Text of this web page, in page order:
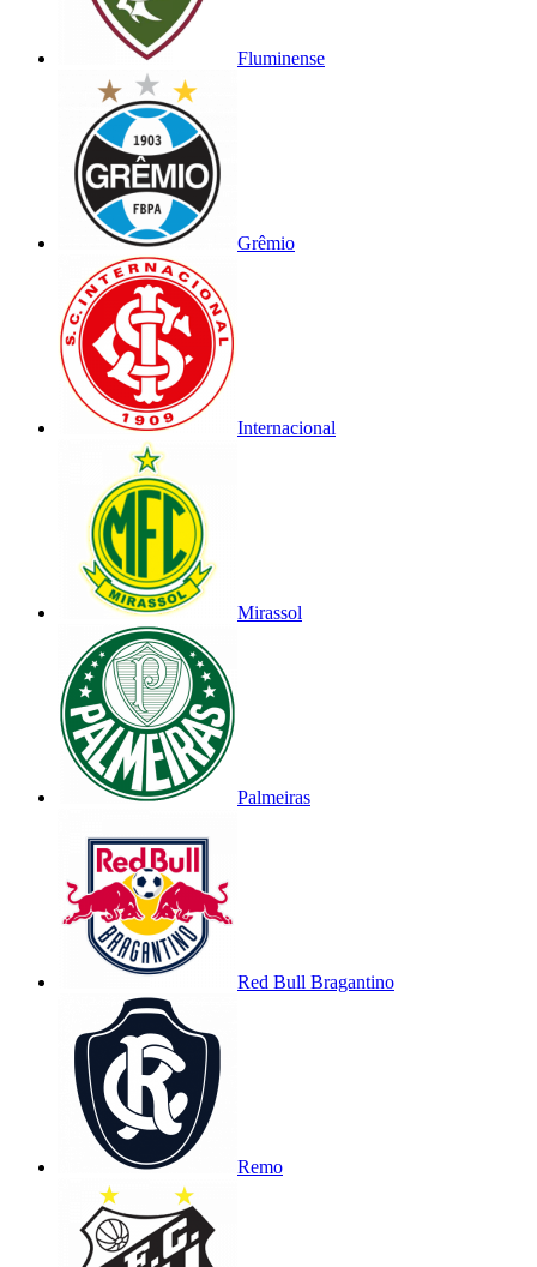
Fluminense
Grêmio
Internacional
Mirassol
Palmeiras
Red Bull Bragantino
Remo